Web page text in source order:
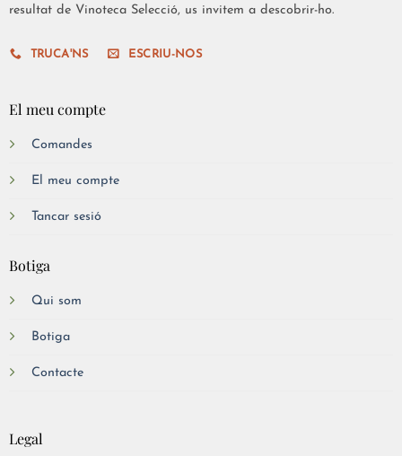
resultat de Vinoteca Selecció, us invitem a descobrir-ho.
TRUCA'NS ESCRIU-NOS
El meu compte
Comandes
El meu compte
Tancar sesió
Botiga
Qui som
Botiga
Contacte
Legal